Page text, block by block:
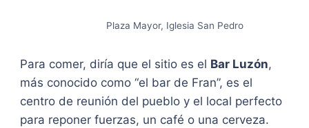
Plaza Mayor, Iglesia San Pedro
Para comer, diría que el sitio es el Bar Luzón,
más conocido como “el bar de Fran”, es el
centro de reunión del pueblo y el local perfecto
para reponer fuerzas, un café o una cerveza.